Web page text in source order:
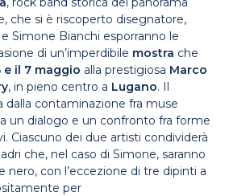
che si è riscoperto disegnatore,
Simone Bianchi esporranno le
di un’imperdibile mostra che
e il 7 maggio alla prestigiosa Marco
, in pieno centro a Lugano. Il
contaminazione fra muse
un dialogo e un confronto fra forme
Ciascuno dei due artisti condividerà
che, nel caso di Simone, saranno
nero, con l’eccezione di tre dipinti a
per